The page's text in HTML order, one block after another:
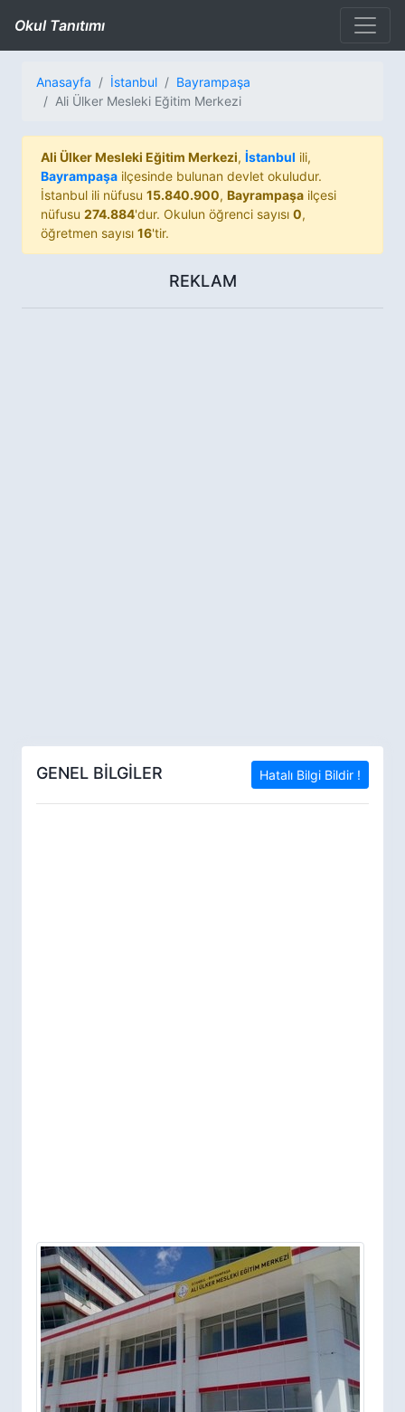
Okul Tanıtımı
Anasayfa İstanbul
Bayrampaşa
Ali Ülker Mesleki Eğitim Merkezi
Ali Ülker Mesleki Eğitim Merkezi, İstanbul ili,
Bayrampaşa ilçesinde bulunan devlet okuludur.
İstanbul ili nüfusu 15.840.900, Bayrampaşa ilçesi
nüfusu 274.884'dur. Okulun öğrenci sayısı 0,
öğretmen sayısı 16'tir.
REKLAM
GENEL BİLGİLER Hatalı Bilgi Bildir !